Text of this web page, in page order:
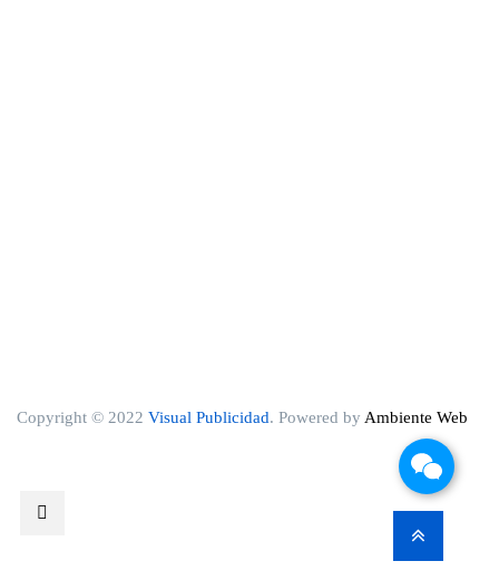
Copyright © 2022 Visual Publicidad. Powered by Ambiente Web